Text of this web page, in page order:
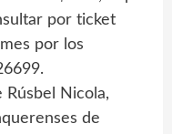
por ticket
por los
Rúsbel Nicola,
de